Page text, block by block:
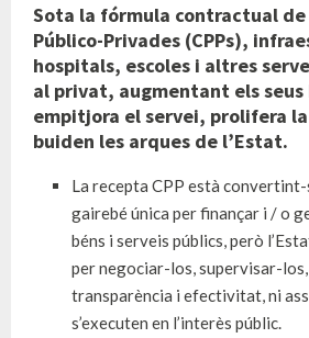
Sota la fórmula contractual de
Público-Privades (CPPs),
hospitals, escoles i altres
al privat, augmentant els
empitjora el servei, prolifera
buiden les arques de l’Estat.
La recepta CPP està convertint-
gairebé única per finançar i / o
béns i serveis públics, però
per negociar-los, supervisar-
transparència i efectivitat, ni
s’executen en l’interès públic.